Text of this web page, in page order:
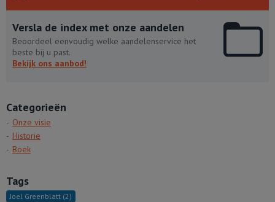
Versla de index met onze aandelen
Beoordeel eenvoudig welke aandelenservice het
beste bij u past.
Bekijk ons aanbod!
Categorieën
Onze visie
Historie
Boek
Tags
Joel Greenblatt (2)